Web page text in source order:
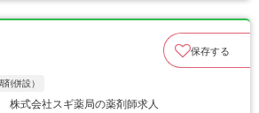
保存する
併設）
株式会社スギ薬局の薬剤師求人